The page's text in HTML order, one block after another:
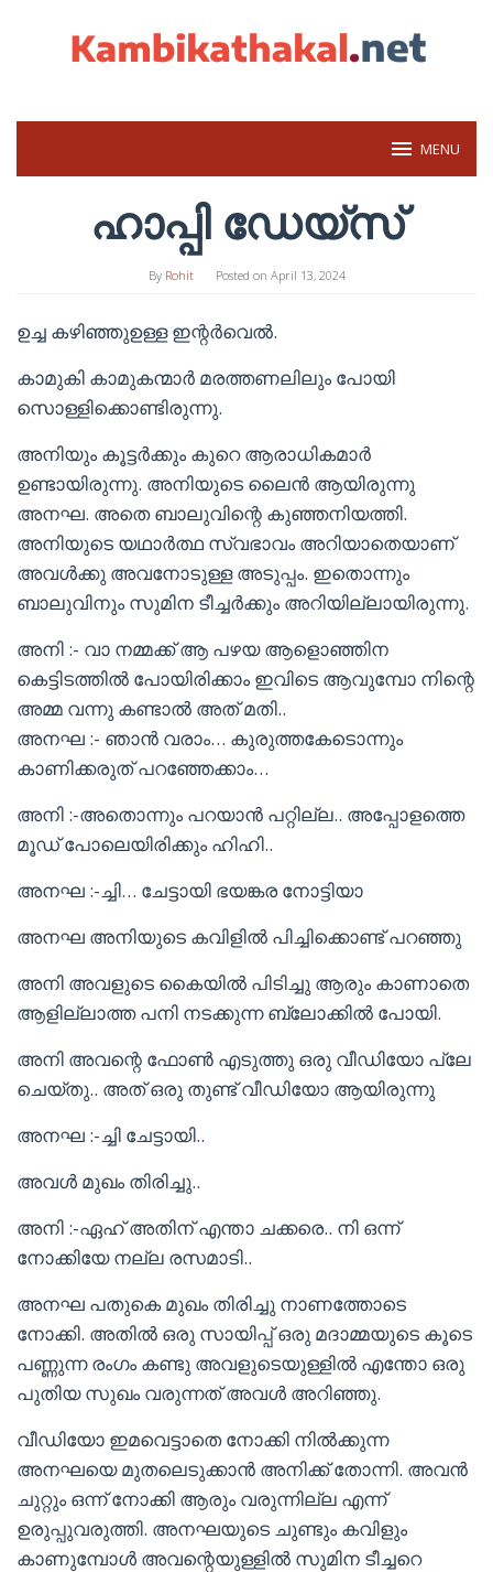
MENU
ഹാപ്പി ഡേയ്‌സ്
By Rohit Posted on April 13, 2024
ഉച്ച കഴിഞ്ഞുഉള്ള ഇന്റർവെൽ.
കാമുകി കാമുകന്മാർ മരത്തണലിലും പോയി
സൊള്ളിക്കൊണ്ടിരുന്നു.
അനിയും കൂട്ടർക്കും കുറെ ആരാധികമാർ
ഉണ്ടായിരുന്നു. അനിയുടെ ലൈൻ ആയിരുന്നു
അനഘ. അതെ ബാലുവിന്റെ കുഞ്ഞനിയത്തി.
അനിയുടെ യഥാർത്ഥ സ്വഭാവം അറിയാതെയാണ്
അവൾക്കു അവനോടുള്ള അടുപ്പം. ഇതൊന്നും
ബാലുവിനും സുമിന ടീച്ചർക്കും അറിയില്ലായിരുന്നു.
അനി :- വാ നമ്മക്ക് ആ പഴയ ആളൊഞ്ഞിന
കെട്ടിടത്തിൽ പോയിരിക്കാം ഇവിടെ ആവുമ്പോ നിന്റെ
അമ്മ വന്നു കണ്ടാൽ അത് മതി..
അനഘ :- ഞാൻ വരാം… കുരുത്തകേടൊന്നും
കാണിക്കരുത് പറഞ്ഞേക്കാം…
അനി :-അതൊന്നും പറയാൻ പറ്റില്ല.. അപ്പോളത്തെ
മൂഡ് പോലെയിരിക്കും ഹിഹി..
അനഘ :-ച്ചി… ചേട്ടായി ഭയങ്കര നോട്ടിയാ
അനഘ അനിയുടെ കവിളിൽ പിച്ചിക്കൊണ്ട് പറഞ്ഞു
അനി അവളുടെ കൈയിൽ പിടിച്ചു ആരും കാണാതെ
ആളില്ലാത്ത പനി നടക്കുന്ന ബ്ലോക്കിൽ പോയി.
അനി അവന്റെ ഫോൺ എടുത്തു ഒരു വീഡിയോ പ്ലേ
ചെയ്തു.. അത് ഒരു തുണ്ട് വീഡിയോ ആയിരുന്നു
അനഘ :-ച്ചി ചേട്ടായി..
അവൾ മുഖം തിരിച്ചു..
അനി :-ഏഹ് അതിന് എന്താ ചക്കരെ.. നി ഒന്ന്
നോക്കിയേ നല്ല രസമാടി..
അനഘ പതുകെ മുഖം തിരിച്ചു നാണത്തോടെ
നോക്കി. അതിൽ ഒരു സായിപ്പ് ഒരു മദാമ്മയുടെ കൂടെ
പണ്ണുന്ന രംഗം കണ്ടു അവളുടെയുള്ളിൽ എന്തോ ഒരു
പുതിയ സുഖം വരുന്നത് അവൾ അറിഞ്ഞു.
വീഡിയോ ഇമവെട്ടാതെ നോക്കി നിൽക്കുന്ന
അനഘയെ മുതലെടുക്കാൻ അനിക്ക് തോന്നി. അവൻ
ചുറ്റും ഒന്ന് നോക്കി ആരും വരുന്നില്ല എന്ന്
ഉരുപ്പുവരുത്തി. അനഘയുടെ ചുണ്ടും കവിളും
കാണുമ്പോൾ അവന്റെയുള്ളിൽ സുമിന ടീച്ചറെ